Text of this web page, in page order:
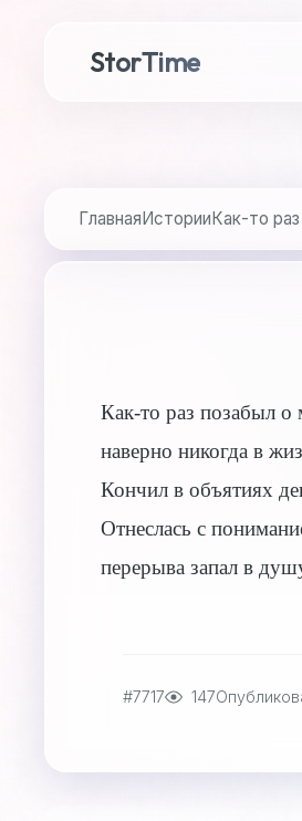
StorTime
ГлавнаяИсторииКак-то
Как-то раз позабыл о
наверно никогда в
Кончил в объятиях
Отнеслась с
перерыва запал в
#7717 147